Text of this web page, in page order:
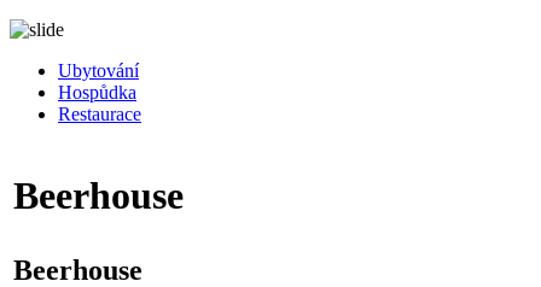
Ubytování
Hospůdka
Restaurace
Beerhouse
Beerhouse